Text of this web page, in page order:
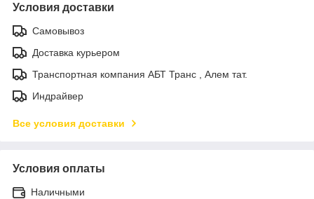
Условия доставки
Самовывоз
Доставка курьером
Транспортная компания АБТ Транс , Алем тат.
Индрайвер
Все условия доставки
Условия оплаты
Наличными